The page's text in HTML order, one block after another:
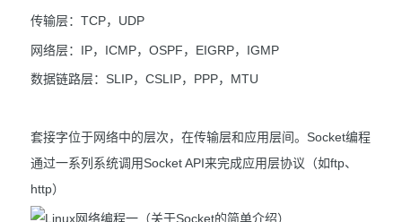
传输层：TCP，UDP
网络层：IP，ICMP，OSPF，EIGRP，IGMP
数据链路层：SLIP，CSLIP，PPP，MTU
套接字位于网络中的层次，在传输层和应用层间。Socket编程
通过一系列系统调用Socket API来完成应用层协议（如ftp、
http）